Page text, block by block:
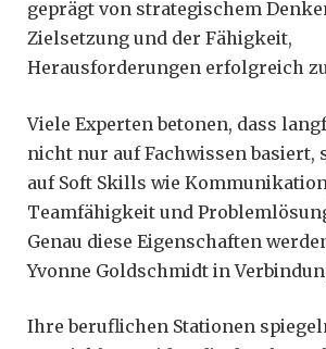
geprägt von strategischem
Zielsetzung und der Fähigkeit,
Herausforderungen erfolgreich
Viele Experten betonen, dass
nicht nur auf Fachwissen basiert,
auf Soft Skills wie
Teamfähigkeit und
Genau diese Eigenschaften
Yvonne Goldschmidt in
Ihre beruflichen Stationen